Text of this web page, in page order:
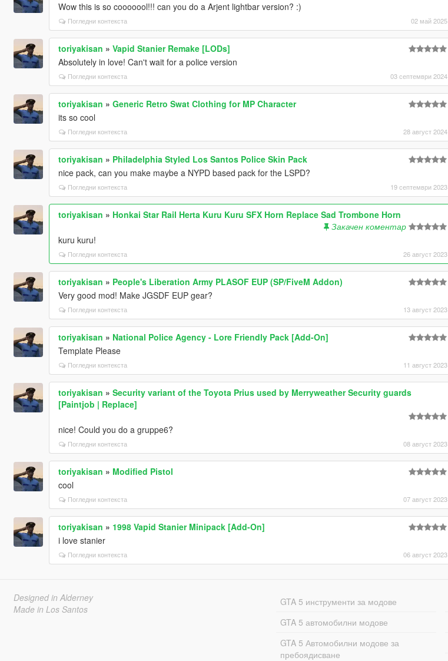
Wow this is so cooooool!!! can you do a Arjent lightbar version? :)
Погледни контекста 02 май 2025
toriyakisan » Vapid Stanier Remake [LODs]
Absolutely in love! Can't wait for a police version
Погледни контекста 03 септември 2024
toriyakisan » Generic Retro Swat Clothing for MP Character
its so cool
Погледни контекста 28 август 2024
toriyakisan » Philadelphia Styled Los Santos Police Skin Pack
nice pack, can you make maybe a NYPD based pack for the LSPD?
Погледни контекста 19 септември 2023
toriyakisan » Honkai Star Rail Herta Kuru Kuru SFX Horn Replace Sad Trombone Horn
Закачен коментар
kuru kuru!
Погледни контекста 26 август 2023
toriyakisan » People's Liberation Army PLASOF EUP (SP/FiveM Addon)
Very good mod! Make JGSDF EUP gear?
Погледни контекста 13 август 2023
toriyakisan » National Police Agency - Lore Friendly Pack [Add-On]
Template Please
Погледни контекста 11 август 2023
toriyakisan » Security variant of the Toyota Prius used by Merryweather Security guards
[Paintjob | Replace]
nice! Could you do a gruppe6?
Погледни контекста 08 август 2023
toriyakisan » Modified Pistol
cool
Погледни контекста 07 август 2023
toriyakisan » 1998 Vapid Stanier Minipack [Add-On]
i love stanier
Погледни контекста 06 август 2023
Designed in Alderney
Made in Los Santos
GTA 5 инструменти за модове
GTA 5 автомобилни модове
GTA 5 Автомобилни модове за
пребоядисване